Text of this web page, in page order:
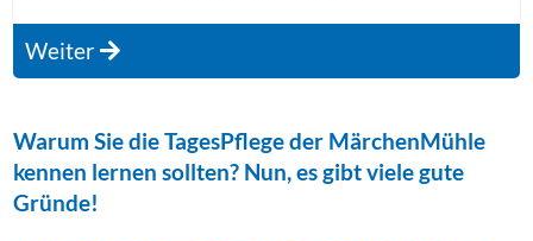
Weiter
Warum Sie die TagesPflege der MärchenMühle
kennen lernen sollten? Nun, es gibt viele gute
Gründe!